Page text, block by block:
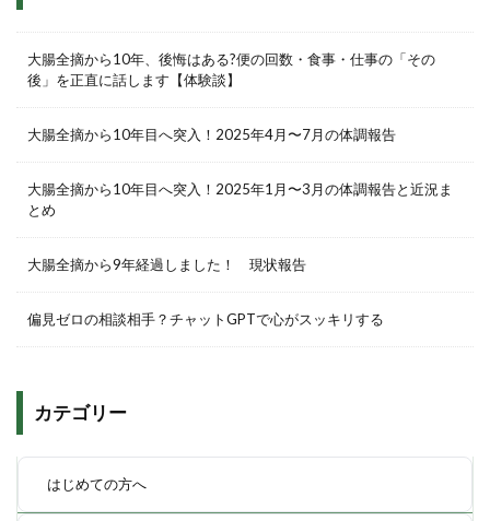
大腸全摘から10年、後悔はある?便の回数・食事・仕事の「その
後」を正直に話します【体験談】
大腸全摘から10年目へ突入！2025年4月〜7月の体調報告
大腸全摘から10年目へ突入！2025年1月〜3月の体調報告と近況ま
とめ
大腸全摘から9年経過しました！ 現状報告
偏見ゼロの相談相手？チャットGPTで心がスッキリする
カテゴリー
はじめての方へ